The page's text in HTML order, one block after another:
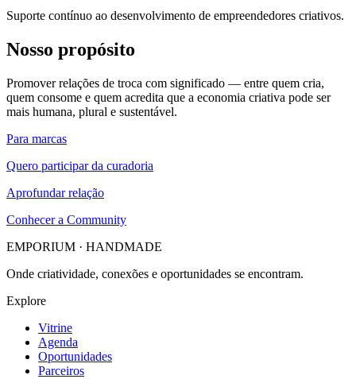
Suporte contínuo ao desenvolvimento de empreendedores criativos.
Nosso propósito
Promover relações de troca com significado — entre quem cria,
quem consome e quem acredita que a economia criativa pode ser
mais humana, plural e sustentável.
Para marcas
Quero participar da curadoria
Aprofundar relação
Conhecer a Community
EMPORIUM · HANDMADE
Onde criatividade, conexões e oportunidades se encontram.
Explore
Vitrine
Agenda
Oportunidades
Parceiros